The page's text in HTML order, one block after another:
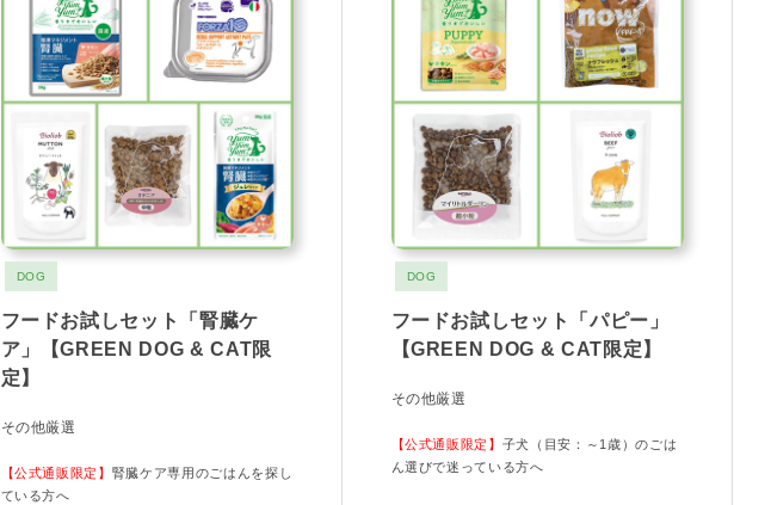
DOG
フードお試しセット「腎臓ケ
ア」【GREEN DOG & CAT限
定】
その他厳選
【公式通販限定】 腎臓ケア専用のごはんを探し
ている方へ
DOG
フードお試しセット「パピー」
【GREEN DOG & CAT限定】
その他厳選
【公式通販限定】 子犬（目安：～1歳）のごは
ん選びで迷っている方へ